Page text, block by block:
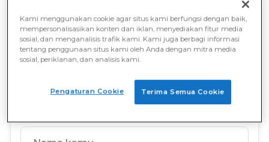
Kontak
Prime Opinion AB
c/o Prime Insights AB
111 57 Stockholm
Kami menggunakan cookie agar situs kami berfungsi dengan baik,
mempersonalisasikan konten dan iklan, menyediakan fitur media
sosial, dan menganalisis trafik kami. Kami juga berbagi informasi
tentang penggunaan situs kami oleh Anda dengan mitra media
sosial, periklanan, dan analisis kami.
Terima Semua Cookie
Pengaturan Cookie